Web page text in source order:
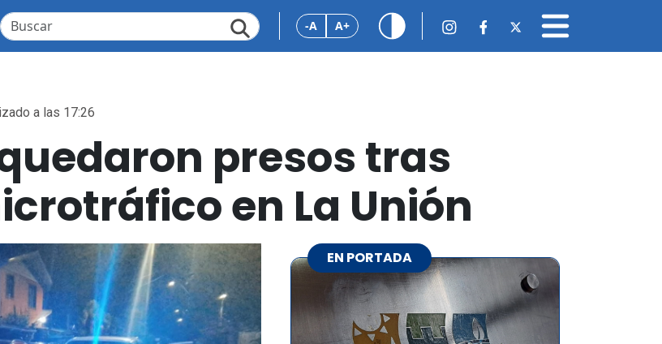
-A A+
a las 17:26
presos tras
en La Unión
EN PORTADA